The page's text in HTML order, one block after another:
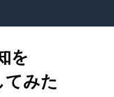
を
みた